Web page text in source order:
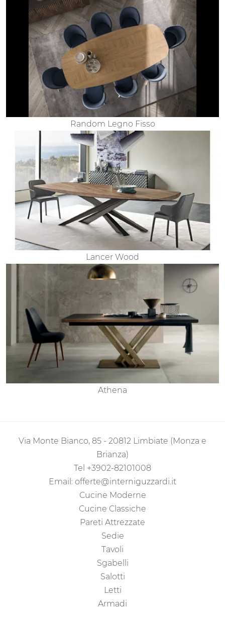
Random Legno Fisso
Lancer Wood
Athena
Via Monte Bianco, 85 - 20812 Limbiate (Monza e
Brianza)
Tel +3902-82101008
Email: offerte@interniguzzardi.it
Cucine Moderne
Cucine Classiche
Pareti Attrezzate
Sedie
Tavoli
Sgabelli
Salotti
Letti
Armadi